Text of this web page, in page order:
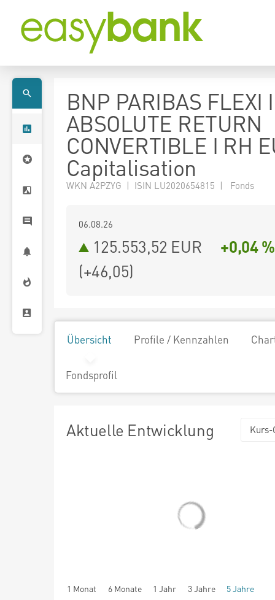
BNP PARIBAS FLEXI I
ABSOLUTE RETURN
CONVERTIBLE I RH
Capitalisation
WKN A2PZYG | ISIN LU2020654815 | Fonds
06.08.26
125.553,52 EUR
+0,04 %
(+46,05)
Übersicht Profile / Kennzahlen
Fondsprofil
Aktuelle Entwicklung Kurs-
1 Monat 6 Monate 1 Jahr 3 Jahre 5 Jahre